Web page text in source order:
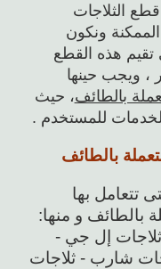
الثلاجات
ونكون
تقيم هذه القطع
، ويجب حينها
بالطائف، حيث
للمستخدم .
بالطائف
تتعامل بها
بالطائف و منها:
ثلاجات إل جي -
شارب - ثلاجات